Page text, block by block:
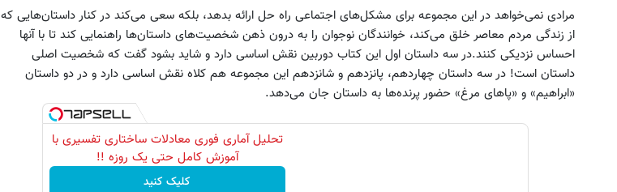
مرادی نمی‌خواهد در این مجموعه برای مشکل‌های اجتماعی راه حل ارائه بدهد، بلکه سعی می‌کند در کنار داستان‌هایی که
از زندگی مردم معاصر خلق می‌کند، خوانندگان نوجوان را به درون ذهن شخصیت‌های داستان‌ها راهنمایی کند تا با آنها
احساس نزدیکی کنند.در سه داستان اول این کتاب دوربین نقش اساسی دارد و شاید بشود گفت که شخصیت اصلی
داستان است! در سه داستان چهاردهم، پانزدهم و شانزدهم این مجموعه هم کلاه نقش اساسی دارد و در دو داستان
«ابراهیم» و «پاهای مرغ» حضور پرنده‌ها به داستان جان می‌دهد.
تحلیل آماری فوری معادلات ساختاری تفسیری با
آموزش کامل حتی یک روزه !!
کلیک کنید